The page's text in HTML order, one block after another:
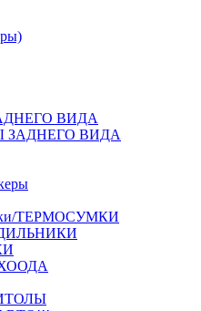
ВИДА
ВИДА
ТЕРМОСУМКИ